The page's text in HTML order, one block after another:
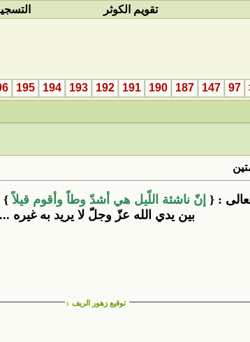
تقويم الكوثر
97
147
187
190
191
192
193
194
195
: { إنّ ناشئة اللّيل هي أشدّ وطاً وأقوم قيلاً}
بين يدي الله عزّ وجلّ لا يريد به غيره ...
توقيع زهور الريف :